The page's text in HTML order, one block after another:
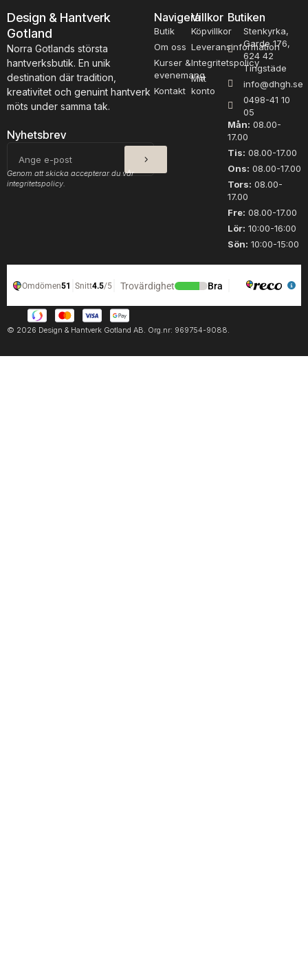
m
ä
n
g
d
Design & Hantverk
Gotland
Norra Gotlands största
hantverksbutik. En unik
destination där tradition,
kreativitet och genuint hantverk
möts under samma tak.
Nyhetsbrev
post
SKICKA
Genom att skicka accepterar du vår
integritetspolicy.
Navigera
Butik
Om oss
Kurser &
evenemang
Kontakt
Villkor
Köpvillkor
Leveransinformation
Integritetspolicy
Mitt
konto
Butiken
Stenkyrka,
Garde 176,
624 42
Tingstäde
info@dhgh.se
0498-41 10
05
Mån: 08.00-
17.00
Tis: 08.00-17.00
Ons: 08.00-17.00
Tors: 08.00-
17.00
Fre: 08.00-17.00
Lör: 10:00-16:00
Sön: 10:00-15:00
© 2026 Design & Hantverk Gotland AB. Org.nr: 969754-9088.